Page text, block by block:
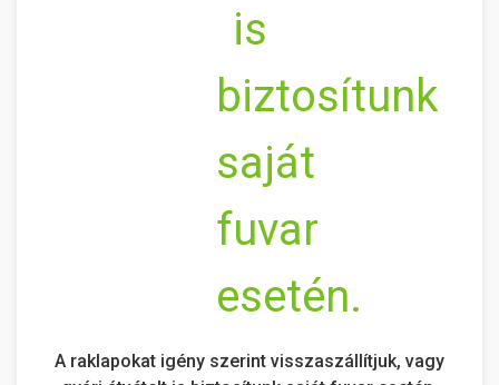
A raklapokat igény szerint visszaszállítjuk, vagy